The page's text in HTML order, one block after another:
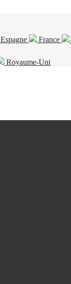
Espagne France
Royaume-Uni